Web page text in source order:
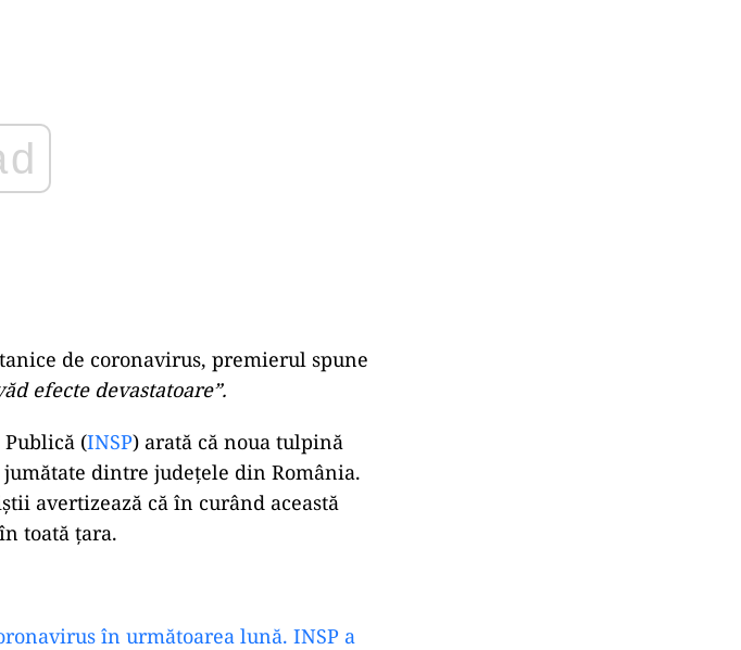
de coronavirus, premierul spune
efecte devastatoare”.
(INSP) arată că noua tulpină
dintre județele din România.
avertizează că în curând această
toată țara.
în următoarea lună. INSP a